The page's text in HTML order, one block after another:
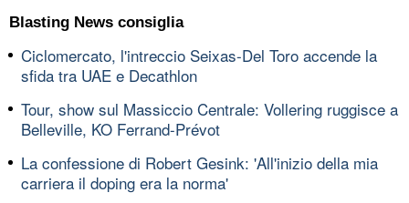
Blasting News consiglia
Ciclomercato, l'intreccio Seixas-Del Toro accende la
sfida tra UAE e Decathlon
Tour, show sul Massiccio Centrale: Vollering ruggisce a
Belleville, KO Ferrand-Prévot
La confessione di Robert Gesink: 'All'inizio della mia
carriera il doping era la norma'